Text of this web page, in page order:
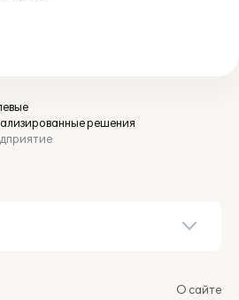
решения
О сайте